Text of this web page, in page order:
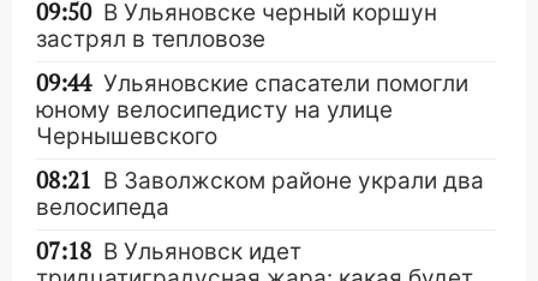
09:50 В Ульяновске черный коршун
застрял в тепловозе
09:44 Ульяновские спасатели помогли
юному велосипедисту на улице
Чернышевского
08:21 В Заволжском районе украли два
велосипеда
07:18 В Ульяновск идет